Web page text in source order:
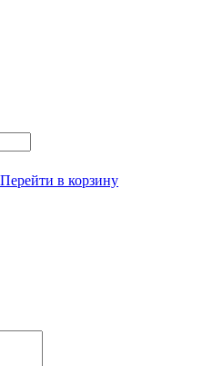
Перейти в корзину